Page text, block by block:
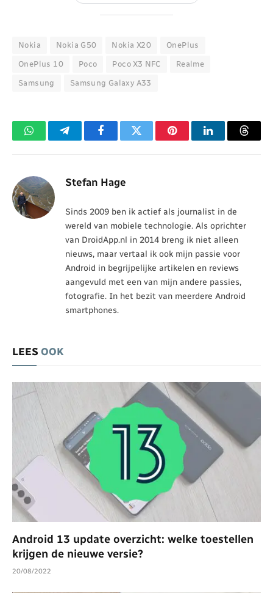
Nokia Nokia G50 Nokia X20 OnePlus
OnePlus 10 Poco Poco X3 NFC Realme
Samsung Samsung Galaxy A33
WhatsAppTelegramFacebookTwitter PinterestLinkedIn
Stefan Hage
Sinds 2009 ben ik actief als journalist in de
wereld van mobiele technologie. Als oprichter
van DroidApp.nl in 2014 breng ik niet alleen
nieuws, maar vertaal ik ook mijn passie voor
Android in begrijpelijke artikelen en reviews
aangevuld met een van mijn andere passies,
fotografie. In het bezit van meerdere Android
smartphones.
LEES OOK
Android 13 update overzicht: welke toestellen
krijgen de nieuwe versie?
20/08/2022